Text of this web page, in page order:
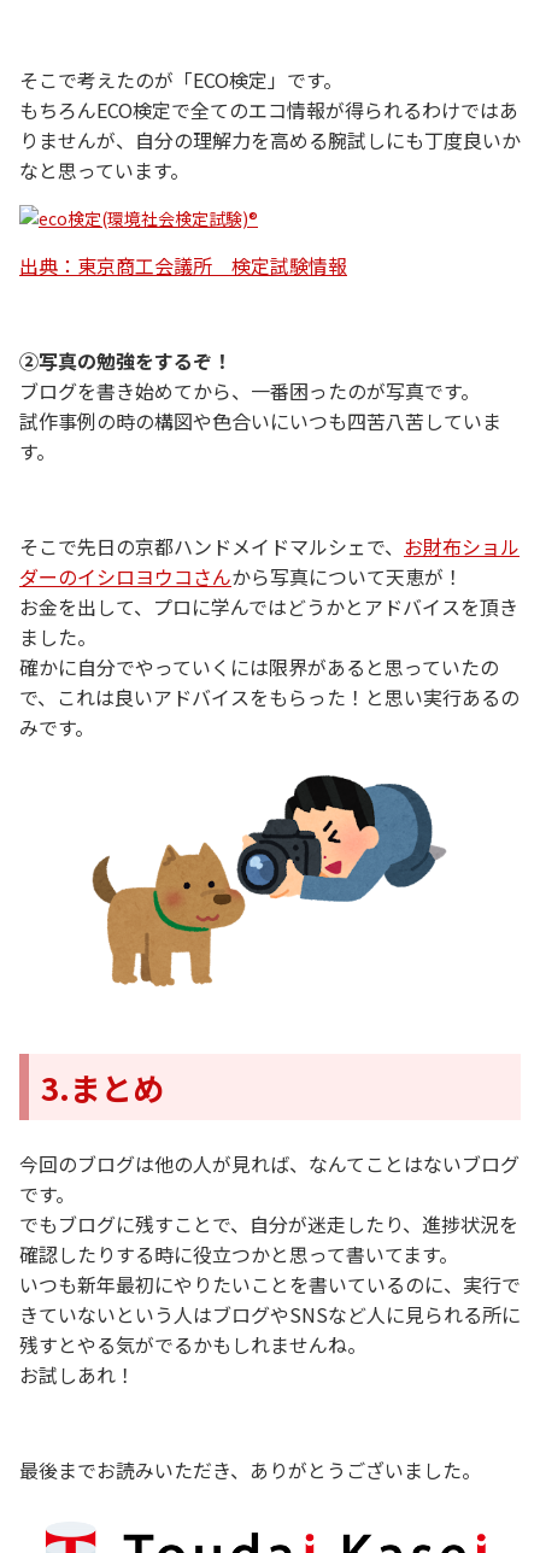
そこで考えたのが「ECO検定」です。
もちろんECO検定で全てのエコ情報が得られるわけではあ
りませんが、自分の理解力を高める腕試しにも丁度良いか
なと思っています。
出典：東京商工会議所 検定試験情報
②写真の勉強をするぞ！
ブログを書き始めてから、一番困ったのが写真です。
試作事例の時の構図や色合いにいつも四苦八苦していま
す。
そこで先日の京都ハンドメイドマルシェで、 お財布ショル
ダーのイシロヨウコさんから写真について天恵が！
お金を出して、プロに学んではどうかとアドバイスを頂き
ました。
確かに自分でやっていくには限界があると思っていたの
で、これは良いアドバイスをもらった！と思い実行あるの
みです。
3.まとめ
今回のブログは他の人が見れば、なんてことはないブログ
です。
でもブログに残すことで、自分が迷走したり、進捗状況を
確認したりする時に役立つかと思って書いてます。
いつも新年最初にやりたいことを書いているのに、実行で
きていないという人はブログやSNSなど人に見られる所に
残すとやる気がでるかもしれませんね。
お試しあれ！
最後までお読みいただき、ありがとうございました。